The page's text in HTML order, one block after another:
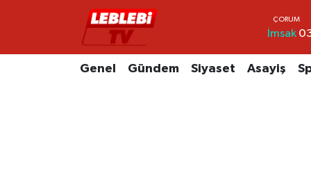
İmsak
Genel Gündem Siyaset Asayiş
Hava Durumu